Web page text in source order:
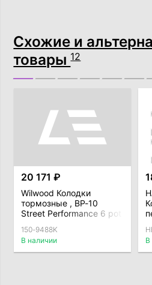
Схожие и
товары12
20 171 ₽
Wilwood Колодки
тормозные , BP-10
Street Performance 6 pot
150-9488K
В наличии
В